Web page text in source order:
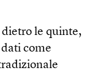
le quinte,
come